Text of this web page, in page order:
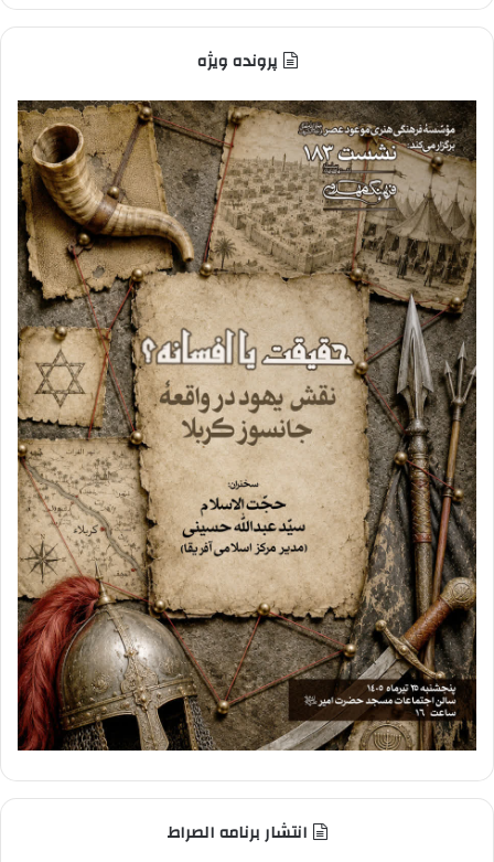
پرونده ویژه
انتشار برنامه الصراط